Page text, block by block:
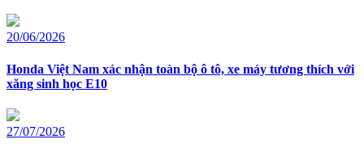
20/06/2026
Honda Việt Nam xác nhận toàn bộ ô tô, xe máy tương thích với
xăng sinh học E10
27/07/2026